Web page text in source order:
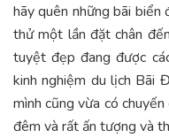
hãy quên những bãi biển
thử một lần đặt chân
tuyệt đẹp đang được
kinh nghiệm du lịch Bãi
mình cũng vừa có
đêm và rất ấn tượng và